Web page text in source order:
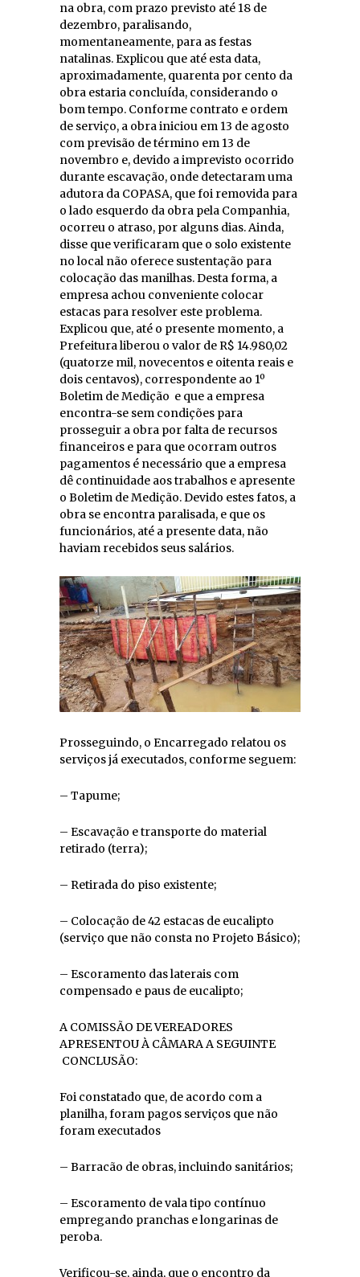
na obra, com prazo previsto até 18 de
dezembro, paralisando,
momentaneamente, para as festas
natalinas. Explicou que até esta data,
aproximadamente, quarenta por cento da
obra estaria concluída, considerando o
bom tempo. Conforme contrato e ordem
de serviço, a obra iniciou em 13 de agosto
com previsão de término em 13 de
novembro e, devido a imprevisto ocorrido
durante escavação, onde detectaram uma
adutora da COPASA, que foi removida para
o lado esquerdo da obra pela Companhia,
ocorreu o atraso, por alguns dias. Ainda,
disse que verificaram que o solo existente
no local não oferece sustentação para
colocação das manilhas. Desta forma, a
empresa achou conveniente colocar
estacas para resolver este problema.
Explicou que, até o presente momento, a
Prefeitura liberou o valor de R$ 14.980,02
(quatorze mil, novecentos e oitenta reais e
dois centavos), correspondente ao 1º
Boletim de Medição e que a empresa
encontra-se sem condições para
prosseguir a obra por falta de recursos
financeiros e para que ocorram outros
pagamentos é necessário que a empresa
dê continuidade aos trabalhos e apresente
o Boletim de Medição. Devido estes fatos, a
obra se encontra paralisada, e que os
funcionários, até a presente data, não
haviam recebidos seus salários.
Prosseguindo, o Encarregado relatou os
serviços já executados, conforme seguem:
– Tapume;
– Escavação e transporte do material
retirado (terra);
– Retirada do piso existente;
– Colocação de 42 estacas de eucalipto
(serviço que não consta no Projeto Básico);
– Escoramento das laterais com
compensado e paus de eucalipto;
A COMISSÃO DE VEREADORES
APRESENTOU À CÂMARA A SEGUINTE
CONCLUSÃO:
Foi constatado que, de acordo com a
planilha, foram pagos serviços que não
foram executados
– Barracão de obras, incluindo sanitários;
– Escoramento de vala tipo contínuo
empregando pranchas e longarinas de
peroba.
Verificou-se, ainda, que o encontro da